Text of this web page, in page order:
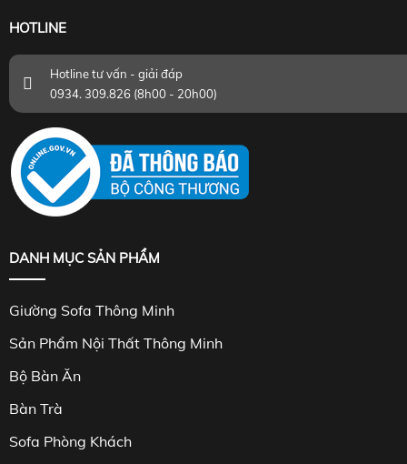
HOTLINE
Hotline tư vấn - giải đáp
0934. 309.826 (8h00 - 20h00)
DANH MỤC SẢN PHẨM
Giường Sofa Thông Minh
Sản Phẩm Nội Thất Thông Minh
Bộ Bàn Ăn
Bàn Trà
Sofa Phòng Khách